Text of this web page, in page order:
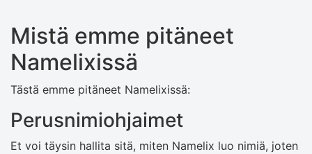
Mistä emme pitäneet
Namelixissä
Tästä emme pitäneet Namelixissä:
Perusnimiohjaimet
Et voi täysin hallita sitä, miten Namelix luo nimiä, joten